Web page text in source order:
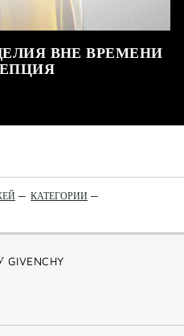
ВНЕ ВРЕМЕНИ
— КАТЕГОРИИ —